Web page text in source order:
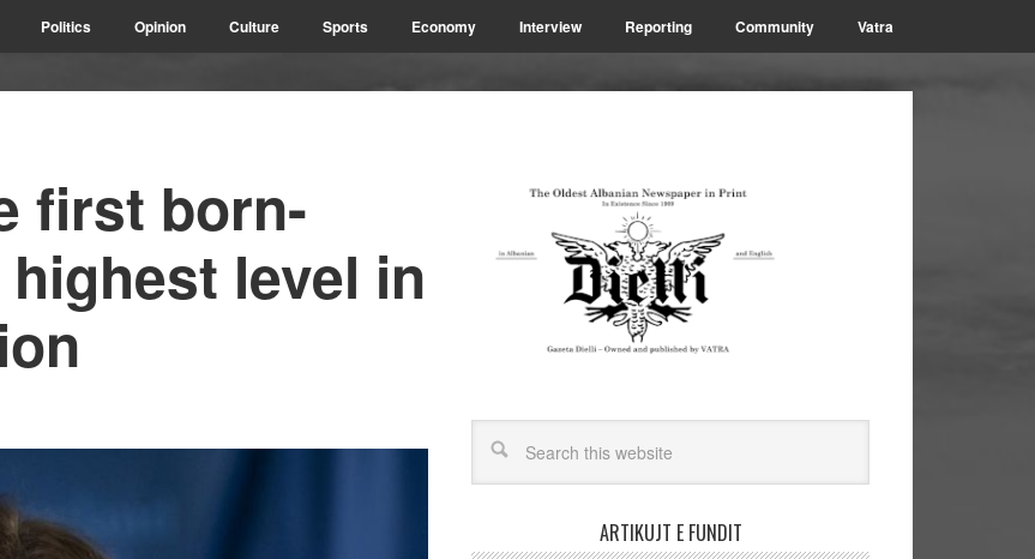
Politics Opinion Culture Sports Economy Interview Reporting Community Vatra
first born-
level in
ARTIKUJT E FUNDIT